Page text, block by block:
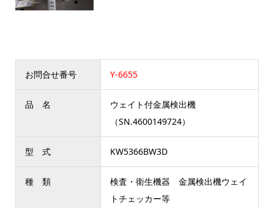
お問合せ番号 Y-6655
品 名
ウェイト付金属検出機
（SN.4600149724）
型 式 KW5366BW3D
種 類
検査・衛生機器 金属検出機ウェイ
トチェッカー等